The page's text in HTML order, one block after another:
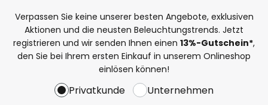
Verpassen Sie keine unserer besten Angebote, exklusiven
Aktionen und die neusten Beleuchtungstrends. Jetzt
registrieren und wir senden Ihnen einen 13%-Gutschein*,
den Sie bei Ihrem ersten Einkauf in unserem Onlineshop
einlösen können!
Privatkunde Unternehmen